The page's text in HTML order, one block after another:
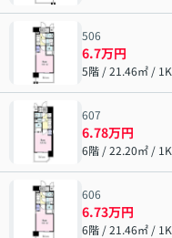
506
6.7万円
5階 / 21.46㎡ / 1K
607
6.78万円
6階 / 22.20㎡ / 1K
606
6.73万円
6階 / 21.46㎡ / 1K